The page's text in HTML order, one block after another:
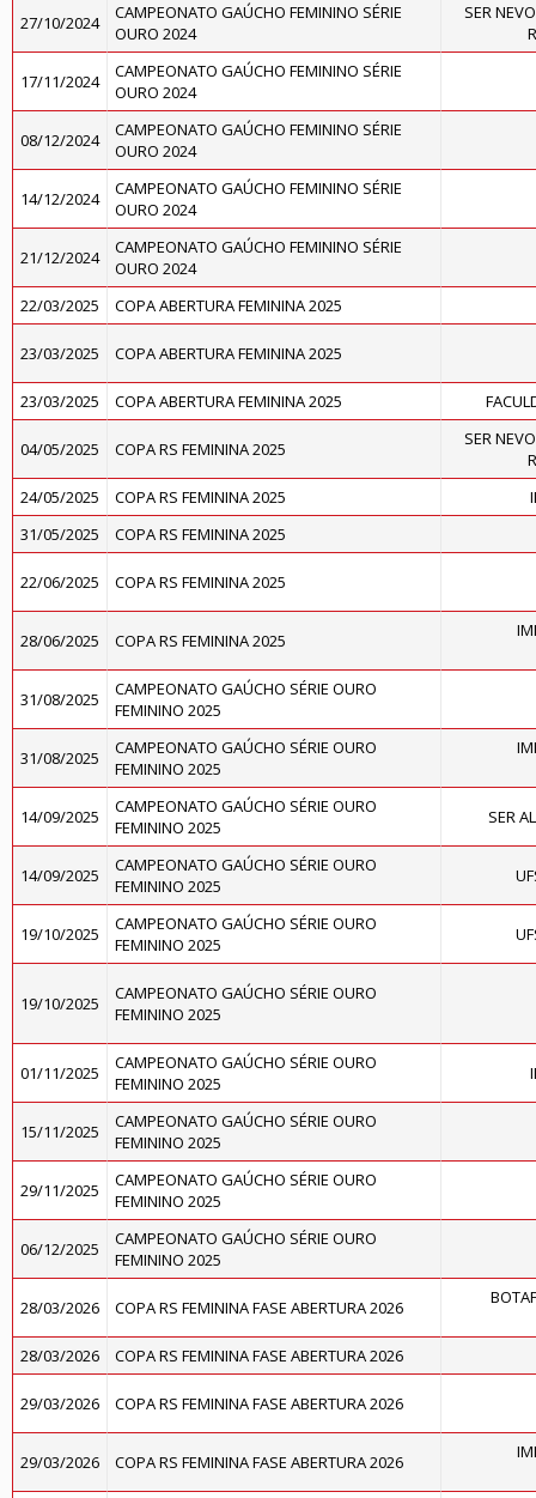
27/10/2024
CAMPEONATO GAÚCHO FEMININO SÉRIE
OURO 2024
SER
17/11/2024
CAMPEONATO GAÚCHO FEMININO SÉRIE
OURO 2024
08/12/2024
CAMPEONATO GAÚCHO FEMININO SÉRIE
OURO 2024
14/12/2024
CAMPEONATO GAÚCHO FEMININO SÉRIE
OURO 2024
21/12/2024
CAMPEONATO GAÚCHO FEMININO SÉRIE
OURO 2024
22/03/2025
COPA ABERTURA FEMININA 2025
23/03/2025 COPA ABERTURA FEMININA 2025
23/03/2025 COPA ABERTURA FEMININA 2025
04/05/2025 COPA RS FEMININA 2025
SER
24/05/2025
COPA RS FEMININA 2025
31/05/2025
COPA RS FEMININA 2025
22/06/2025 COPA RS FEMININA 2025
28/06/2025 COPA RS FEMININA 2025
31/08/2025
CAMPEONATO GAÚCHO SÉRIE OURO
FEMININO 2025
31/08/2025
CAMPEONATO GAÚCHO SÉRIE OURO
FEMININO 2025
14/09/2025
CAMPEONATO GAÚCHO SÉRIE OURO
FEMININO 2025
SER
14/09/2025
CAMPEONATO GAÚCHO SÉRIE OURO
FEMININO 2025
19/10/2025
CAMPEONATO GAÚCHO SÉRIE OURO
FEMININO 2025
19/10/2025
CAMPEONATO GAÚCHO SÉRIE OURO
FEMININO 2025
01/11/2025
CAMPEONATO GAÚCHO SÉRIE OURO
FEMININO 2025
15/11/2025
CAMPEONATO GAÚCHO SÉRIE OURO
FEMININO 2025
29/11/2025
CAMPEONATO GAÚCHO SÉRIE OURO
FEMININO 2025
06/12/2025
CAMPEONATO GAÚCHO SÉRIE OURO
FEMININO 2025
28/03/2026 COPA RS FEMININA FASE ABERTURA 2026
28/03/2026 COPA RS FEMININA FASE ABERTURA 2026
29/03/2026 COPA RS FEMININA FASE ABERTURA 2026
29/03/2026 COPA RS FEMININA FASE ABERTURA 2026